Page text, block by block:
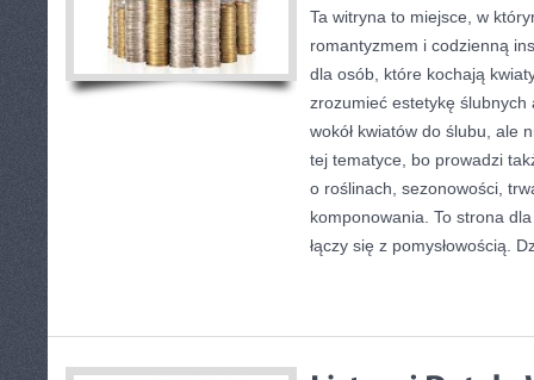
Ta witryna to miejsce, w
romantyzmem i codzienną
dla osób, które kochają
zrozumieć estetykę ślubnych
wokół kwiatów do ślubu, ale
tej tematyce, bo prowadzi
o roślinach, sezonowości,
komponowania. To strona
łączy się z pomysłowością.